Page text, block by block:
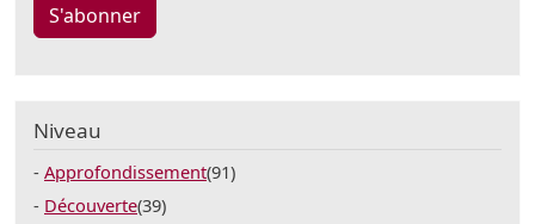
S'abonner
Niveau
Approfondissement(91)
Découverte(39)